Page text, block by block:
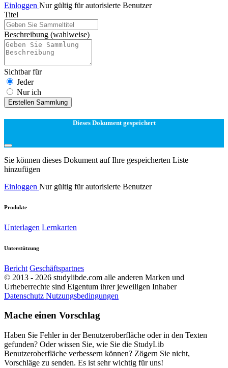
Einloggen Nur gültig für autorisierte Benutzer
Titel
Beschreibung (wahlweise)
Sichtbar für
Jeder
Nur ich
Erstellen Sammlung
Dieses Dokument gespeichert
Sie können dieses Dokument auf Ihre gespeicherten Liste
hinzufügen
Einloggen Nur gültig für autorisierte Benutzer
Produkte
Unterlagen Lernkarten
Unterstützung
Bericht Geschäftspartnes
© 2013 - 2026 studylibde.com alle anderen Marken und
Urheberrechte sind Eigentum ihrer jeweiligen Inhaber
Datenschutz Nutzungsbedingungen
Mache einen Vorschlag
Haben Sie Fehler in der Benutzeroberfläche oder in den Texten
gefunden? Oder wissen Sie, wie Sie die StudyLib
Benutzeroberfläche verbessern können? Zögern Sie nicht,
Vorschläge zu senden. Es ist sehr wichtig für uns!